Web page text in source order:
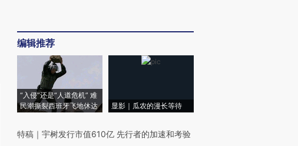
编辑推荐
“入侵”还是“人道危机” 难
民潮撕裂西班牙飞地休达
显影｜瓜农的漫长等待
特稿 ｜ 宇树发行市值610亿 先行者的加速和考验